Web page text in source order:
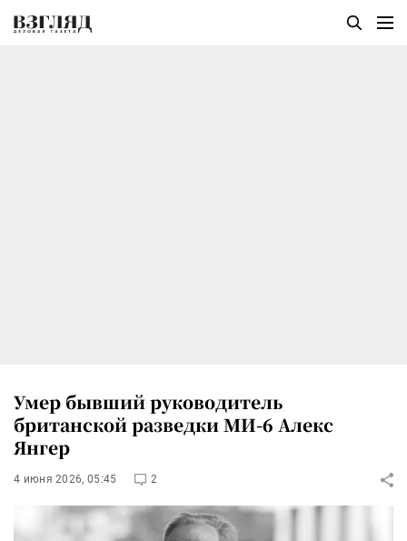
Умер бывший руководитель
британской разведки МИ-6 Алекс
Янгер
4 июня 2026, 05:45 2